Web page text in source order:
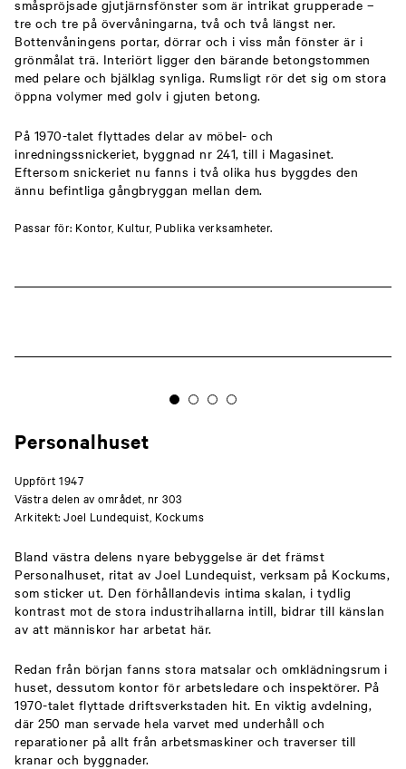
småspröjsade gjutjärnsfönster som är intrikat grupperade –
tre och tre på övervåningarna, två och två längst ner.
Bottenvåningens portar, dörrar och i viss mån fönster är i
grönmålat trä. Interiört ligger den bärande betongstommen
med pelare och bjälklag synliga. Rumsligt rör det sig om stora
öppna volymer med golv i gjuten betong.
På 1970-talet flyttades delar av möbel- och
inredningssnickeriet, byggnad nr 241, till i Magasinet.
Eftersom snickeriet nu fanns i två olika hus byggdes den
ännu befintliga gångbryggan mellan dem.
Passar för: Kontor, Kultur, Publika verksamheter.
Personalhuset
Uppfört 1947
Västra delen av området, nr 303
Arkitekt: Joel Lundequist, Kockums
Bland västra delens nyare bebyggelse är det främst
Personalhuset, ritat av Joel Lundequist, verksam på Kockums,
som sticker ut. Den förhållandevis intima skalan, i tydlig
kontrast mot de stora industrihallarna intill, bidrar till känslan
av att människor har arbetat här.
Redan från början fanns stora matsalar och omklädningsrum i
huset, dessutom kontor för arbetsledare och inspektörer. På
1970-talet flyttade driftsverkstaden hit. En viktig avdelning,
där 250 man servade hela varvet med underhåll och
reparationer på allt från arbetsmaskiner och traverser till
kranar och byggnader.